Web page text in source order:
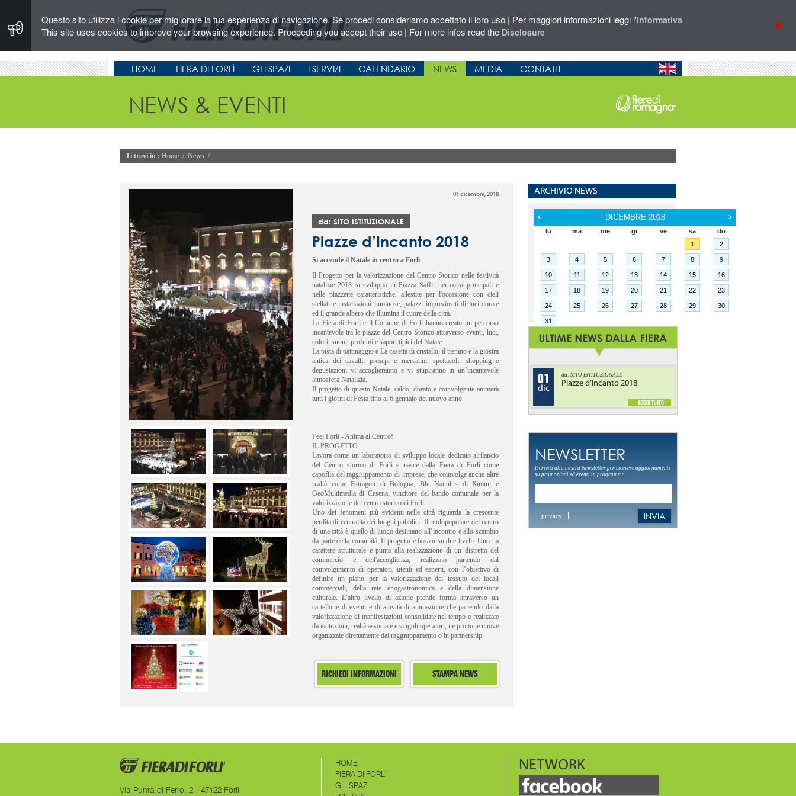
Questo sito utilizza i cookie per migliorare la tua esperienza di navigazione. Se procedi consideriamo accettato il loro uso | Per maggiori informazioni leggi l'Informativa
This site uses cookies to improve your browsing experience. Proceeding you accept their use | For more infos read the Disclosure
HOME FIERA DI FORLÌ GLI SPAZI I SERVIZI CALENDARIO NEWS MEDIA CONTATTI
NEWS & EVENTI
Ti trovi in : Home / News /
01 dicembre, 2018
da: SITO ISTITUZIONALE
Piazze d’Incanto 2018
Si accende il Natale in centro a Forlì
Il Progetto per la valorizzazione del Centro Storico nelle festività
natalizie 2018 si sviluppa in Piazza Saffi, nei corsi principali e
nelle piazzette caratteristiche, allestite per l'occasione con cieli
stellati e installazioni luminose, palazzi impreziositi di luci dorate
ed il grande albero che illumina il cuore della città.
La Fiera di Forlì e il Comune di Forlì hanno creato un percorso
incantevole tra le piazze del Centro Storico attraverso eventi, luci,
colori, suoni, profumi e sapori tipici del Natale.
La pista di pattinaggio e La casetta di cristallo, il trenino e la giostra
antica dei cavalli, presepi e mercatini, spettacoli, shopping e
degustazioni vi accoglieranno e vi stupiranno in un’incantevole
atmosfera Natalizia.
Il progetto di questo Natale, caldo, dorato e coinvolgente animerà
tutti i giorni di Festa fino al 6 gennaio del nuovo anno.
Feel Forlì - Anima al Centro!
IL PROGETTO
Lavora come un laboratorio di sviluppo locale dedicato alrilancio
del Centro storico di Forlì e nasce dalla Fiera di Forlì come
capofila del raggruppamento di imprese, che coinvolge anche altre
realtà come Estragon di Bologna, Blu Nautilus di Rimini e
GeoMultimedia di Cesena, vincitore del bando comunale per la
valorizzazione del centro storico di Forlì.
Uno dei fenomeni più evidenti nelle città riguarda la crescente
perdita di centralità dei luoghi pubblici. Il ruolopopolare del centro
di una città è quello di luogo destinano all’incontro e allo scambio
da parte della comunità. Il progetto è basato su due livelli. Uno ha
carattere strutturale e punta alla realizzazione di un distretto del
commercio e dell'accoglienza, realizzato partendo dal
coinvolgimento di operatori, utenti ed esperti, con l’obiettivo di
definire un piano per la valorizzazione del tessuto dei locali
commerciali, della rete enogastronomica e della dimensione
culturale. L’altro livello di azione prende forma attraverso un
cartellone di eventi e di attività di animazione che partendo dalla
valorizzazione di manifestazioni consolidate nel tempo e realizzate
da istituzioni, realtà associate e singoli operatori, ne propone nuove
organizzate direttamente dal raggruppamento o in partnership.
RICHIEDI INFORMAZIONI STAMPA NEWS
ARCHIVIO NEWS
< DICEMBRE 2018 >
lu ma me gi ve sa
do
1
2
3 4 5 6 7 8 9
10 11 12 13 14 15 16
17 18 19 20 21 22 23
24 25 26 27 28 29 30
31
01
dic
da: SITO ISTITUZIONALE
Piazze d’Incanto 2018
NEWSLETTER
Iscriviti alla nostra Newsletter per ricevere aggiornamenti
su promozioni ed eventi in programma
privacy INVIA
Via Punta di Ferro, 2 - 47122 Forlì
HOME
FIERA DI FORLÌ
GLI SPAZI
NETWORK